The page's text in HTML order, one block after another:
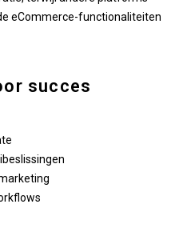
eCommerce-functionaliteiten
succes